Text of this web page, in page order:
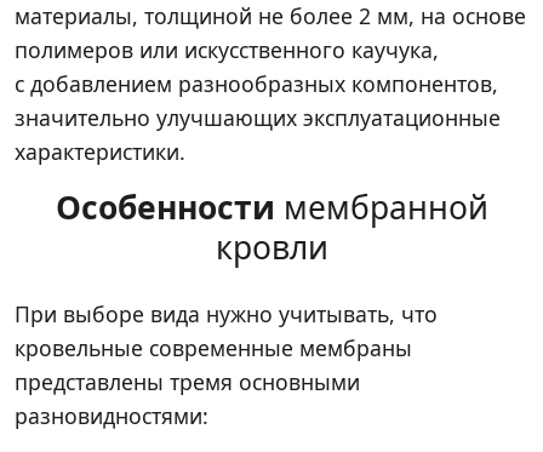
материалы, толщиной не более 2 мм, на основе
полимеров или искусственного каучука,
с добавлением разнообразных компонентов,
значительно улучшающих эксплуатационные
характеристики.
Особенности мембранной
кровли
При выборе вида нужно учитывать, что
кровельные современные мембраны
представлены тремя основными
разновидностями: